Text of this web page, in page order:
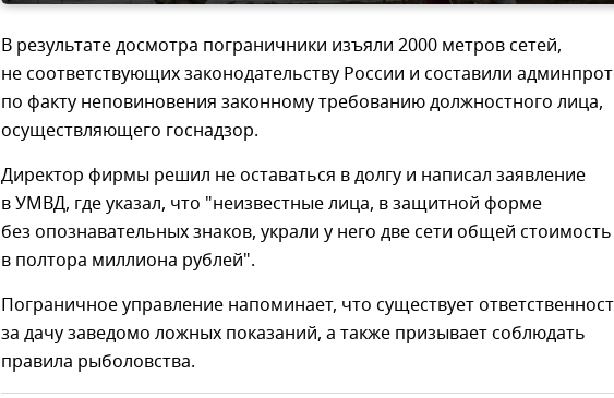
В результате досмотра пограничники изъяли 2000 метров сетей,
не соответствующих законодательству России и составили
по факту неповиновения законному требованию должностного лица,
осуществляющего госнадзор.
Директор фирмы решил не оставаться в долгу и написал заявление
в УМВД, где указал, что "неизвестные лица, в защитной форме
без опознавательных знаков, украли у него две сети общей стоимость
в полтора миллиона рублей".
Пограничное управление напоминает, что существует
за дачу заведомо ложных показаний, а также призывает соблюдать
правила рыболовства.